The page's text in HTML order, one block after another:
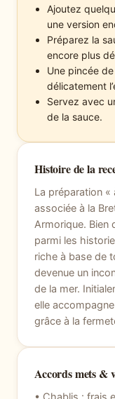
Ajoutez
une version
Préparez la
encore plus
Une pincée
délicatement
Servez avec
de la sauce.
Histoire de la
La préparation «
associée à la
Armorique. Bien
parmi les
riche à base de
devenue un
de la mer.
elle
grâce à la
Accords mets &